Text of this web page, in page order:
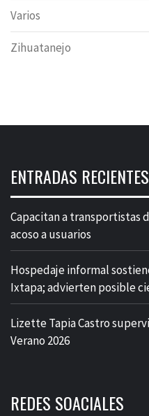
Varios
Zihuatanejo
ENTRADAS RECIENTES
Capacitan a transportistas
acoso a usuarios
Hospedaje informal
Ixtapa; advierten posible
Lizette Tapia Castro
Verano 2026
REDES SOACIALES